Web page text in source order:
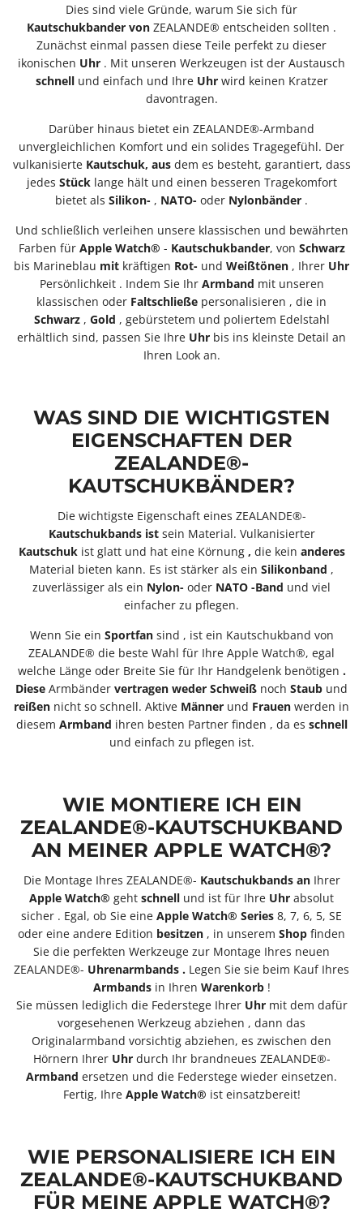
Dies sind viele Gründe, warum Sie sich für
Kautschukbander von ZEALANDE® entscheiden sollten .
Zunächst einmal passen diese Teile perfekt zu dieser
ikonischen Uhr . Mit unseren Werkzeugen ist der Austausch
schnell und einfach und Ihre Uhr wird keinen Kratzer
davontragen.
Darüber hinaus bietet ein ZEALANDE®-Armband
unvergleichlichen Komfort und ein solides Tragegefühl. Der
vulkanisierte Kautschuk, aus dem es besteht, garantiert, dass
jedes Stück lange hält und einen besseren Tragekomfort
bietet als Silikon- , NATO- oder Nylonbänder .
Und schließlich verleihen unsere klassischen und bewährten
Farben für Apple Watch® - Kautschukbander, von Schwarz
bis Marineblau mit kräftigen Rot- und Weißtönen , Ihrer Uhr
Persönlichkeit . Indem Sie Ihr Armband mit unseren
klassischen oder Faltschließe personalisieren , die in
Schwarz , Gold , gebürstetem und poliertem Edelstahl
erhältlich sind, passen Sie Ihre Uhr bis ins kleinste Detail an
Ihren Look an.
WAS SIND DIE WICHTIGSTEN
EIGENSCHAFTEN DER
ZEALANDE®-
KAUTSCHUKBÄNDER?
Die wichtigste Eigenschaft eines ZEALANDE®-
Kautschukbands ist sein Material. Vulkanisierter
Kautschuk ist glatt und hat eine Körnung , die kein anderes
Material bieten kann. Es ist stärker als ein Silikonband ,
zuverlässiger als ein Nylon- oder NATO -Band und viel
einfacher zu pflegen.
Wenn Sie ein Sportfansind , ist ein Kautschukband von
ZEALANDE® die beste Wahl für Ihre Apple Watch®, egal
welche Länge oder Breite Sie für Ihr Handgelenk benötigen .
Diese Armbänder vertragen weder Schweiß noch Staub und
reißen nicht so schnell. Aktive Männer und Frauen werden in
diesem Armband ihren besten Partner finden , da es schnell
und einfach zu pflegen ist.
WIE MONTIERE ICH EIN
ZEALANDE®-KAUTSCHUKBAND
AN MEINER APPLE WATCH®?
Die Montage Ihres ZEALANDE®- Kautschukbands an Ihrer
Apple Watch® geht schnell und ist für Ihre Uhr absolut
sicher . Egal, ob Sie eine Apple Watch® Series 8, 7, 6, 5, SE
oder eine andere Edition besitzen , in unserem Shop finden
Sie die perfekten Werkzeuge zur Montage Ihres neuen
ZEALANDE®- Uhrenarmbands . Legen Sie sie beim Kauf Ihres
Armbandsin Ihren Warenkorb !
Sie müssen lediglich die Federstege Ihrer Uhrmit dem dafür
vorgesehenen Werkzeug abziehen , dann das
Originalarmband vorsichtig abziehen, es zwischen den
Hörnern Ihrer Uhrdurch Ihr brandneues ZEALANDE®-
Armband ersetzen und die Federstege wieder einsetzen.
Fertig, Ihre Apple Watch® ist einsatzbereit!
WIE PERSONALISIERE ICH EIN
ZEALANDE®-KAUTSCHUKBAND
FÜR MEINE APPLE WATCH®?